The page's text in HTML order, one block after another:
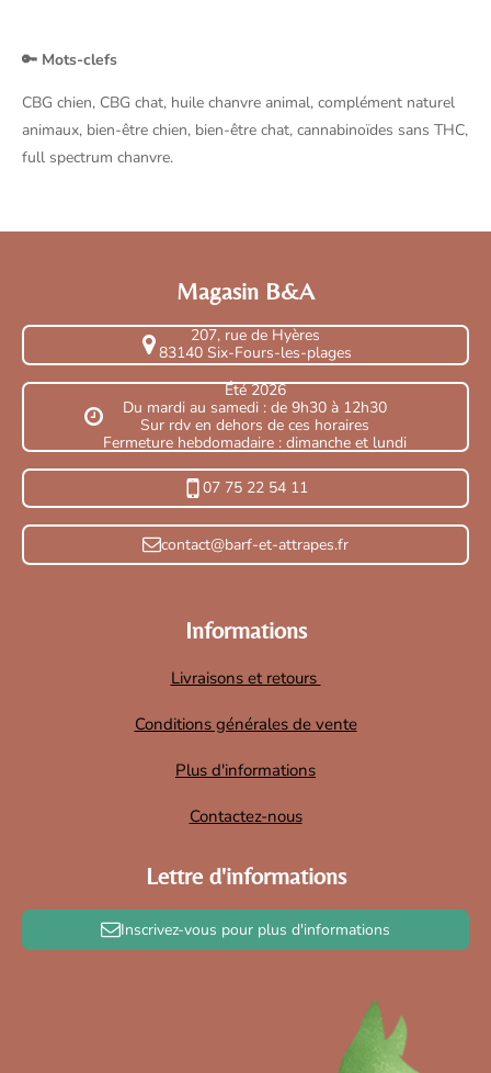
🔑 Mots-clefs
CBG chien, CBG chat, huile chanvre animal, complément naturel
animaux, bien-être chien, bien-être chat, cannabinoïdes sans THC,
full spectrum chanvre.
Magasin B&A
207, rue de Hyères
83140 Six-Fours-les-plages
Été 2026
Du mardi au samedi : de 9h30 à 12h30
Sur rdv en dehors de ces horaires
Fermeture hebdomadaire : dimanche et lundi
07 75 22 54 11
contact@barf-et-attrapes.fr
Informations
Livraisons et retours
Conditions générales de vente
Plus d'informations
Contactez-nous
Lettre d'informations
Inscrivez-vous pour plus d'informations